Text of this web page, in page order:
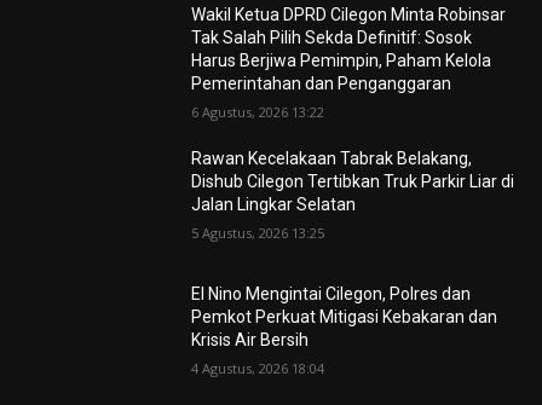
Wakil Ketua DPRD Cilegon Minta Robinsar
Tak Salah Pilih Sekda Definitif: Sosok
Harus Berjiwa Pemimpin, Paham Kelola
Pemerintahan dan Penganggaran
6 Agustus, 2026 13:22
Rawan Kecelakaan Tabrak Belakang,
Dishub Cilegon Tertibkan Truk Parkir Liar di
Jalan Lingkar Selatan
5 Agustus, 2026 13:25
El Nino Mengintai Cilegon, Polres dan
Pemkot Perkuat Mitigasi Kebakaran dan
Krisis Air Bersih
4 Agustus, 2026 18:04